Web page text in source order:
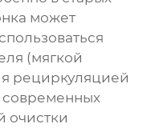
может
(мягкой
рециркуляцией
современных
очистки